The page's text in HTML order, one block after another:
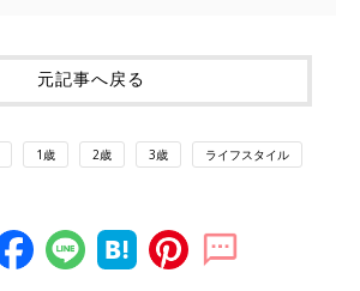
元記事へ戻る
1歳 2歳 3歳 ライフスタイル